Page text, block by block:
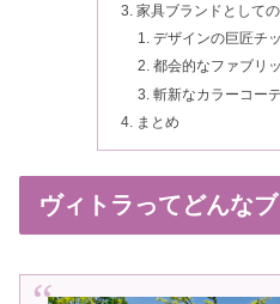
家具ブランドとして
デザインの巨匠チ
都会的なファブリ
斬新なカラーコー
まとめ
ヴィトラってどんな